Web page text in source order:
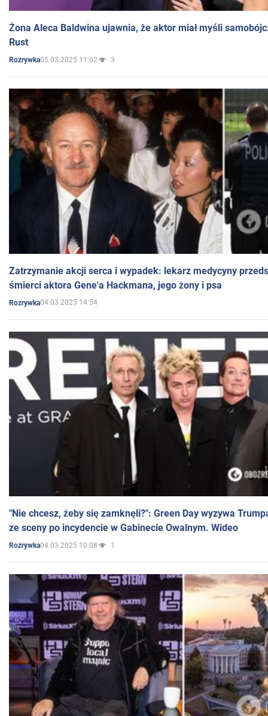
Żona Aleca Baldwina ujawnia, że aktor miał myśli
Rust
Rozrywka05.03.2025 11:02 3
Zatrzymanie akcji serca i wypadek: lekarz medycyny
śmierci aktora Gene'a Hackmana, jego żony i psa
Rozrywka04.03.2025 14:54
"Nie chcesz, żeby się zamknęli?": Green Day wyzywa
ze sceny po incydencie w Gabinecie Owalnym. Wideo
Rozrywka04.03.2025 10:08 1